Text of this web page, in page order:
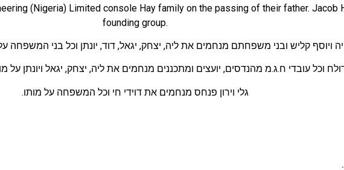
(Nigeria) Limited console Hay family on the passing of their father. Jacob
founding group.
ויוסף קליש ובני משפחתם מנחמים את ליה, יצחק, יגאל, דוד, יונתן וכל בני המשפחה
וכל עובדי ח.ג.מ מהנדסים, יועצים ומתכננים מנחמים את ליה, יצחק, יגאל ויונתן
גלי וירון פנחס מנחמים את דוידי חי וכל המשפחה על מותו.